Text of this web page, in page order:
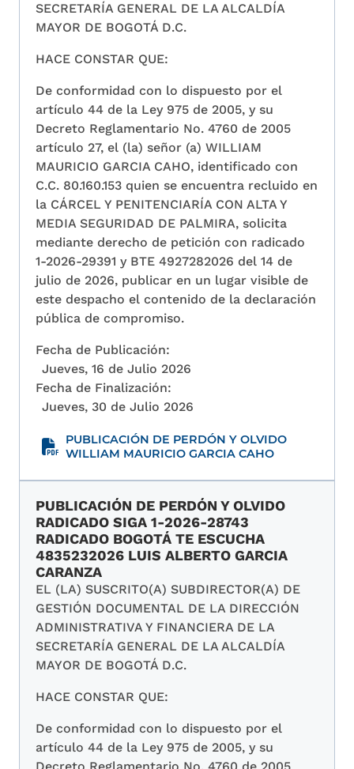
SECRETARÍA GENERAL DE LA ALCALDÍA
MAYOR DE BOGOTÁ D.C.
HACE CONSTAR QUE:
De conformidad con lo dispuesto por el
artículo 44 de la Ley 975 de 2005, y su
Decreto Reglamentario No. 4760 de 2005
artículo 27, el (la) señor (a) WILLIAM
MAURICIO GARCIA CAHO, identificado con
C.C. 80.160.153 quien se encuentra recluido en
la CÁRCEL Y PENITENCIARÍA CON ALTA Y
MEDIA SEGURIDAD DE PALMIRA, solicita
mediante derecho de petición con radicado
1-2026-29391 y BTE 4927282026 del 14 de
julio de 2026, publicar en un lugar visible de
este despacho el contenido de la declaración
pública de compromiso.
Fecha de Publicación:
Jueves, 16 de Julio 2026
Fecha de Finalización:
Jueves, 30 de Julio 2026
PUBLICACIÓN DE PERDÓN Y OLVIDO
WILLIAM MAURICIO GARCIA CAHO
PUBLICACIÓN DE PERDÓN Y OLVIDO
RADICADO SIGA 1-2026-28743
RADICADO BOGOTÁ TE ESCUCHA
4835232026 LUIS ALBERTO GARCIA
CARANZA
EL (LA) SUSCRITO(A) SUBDIRECTOR(A) DE
GESTIÓN DOCUMENTAL DE LA DIRECCIÓN
ADMINISTRATIVA Y FINANCIERA DE LA
SECRETARÍA GENERAL DE LA ALCALDÍA
MAYOR DE BOGOTÁ D.C.
HACE CONSTAR QUE:
De conformidad con lo dispuesto por el
artículo 44 de la Ley 975 de 2005, y su